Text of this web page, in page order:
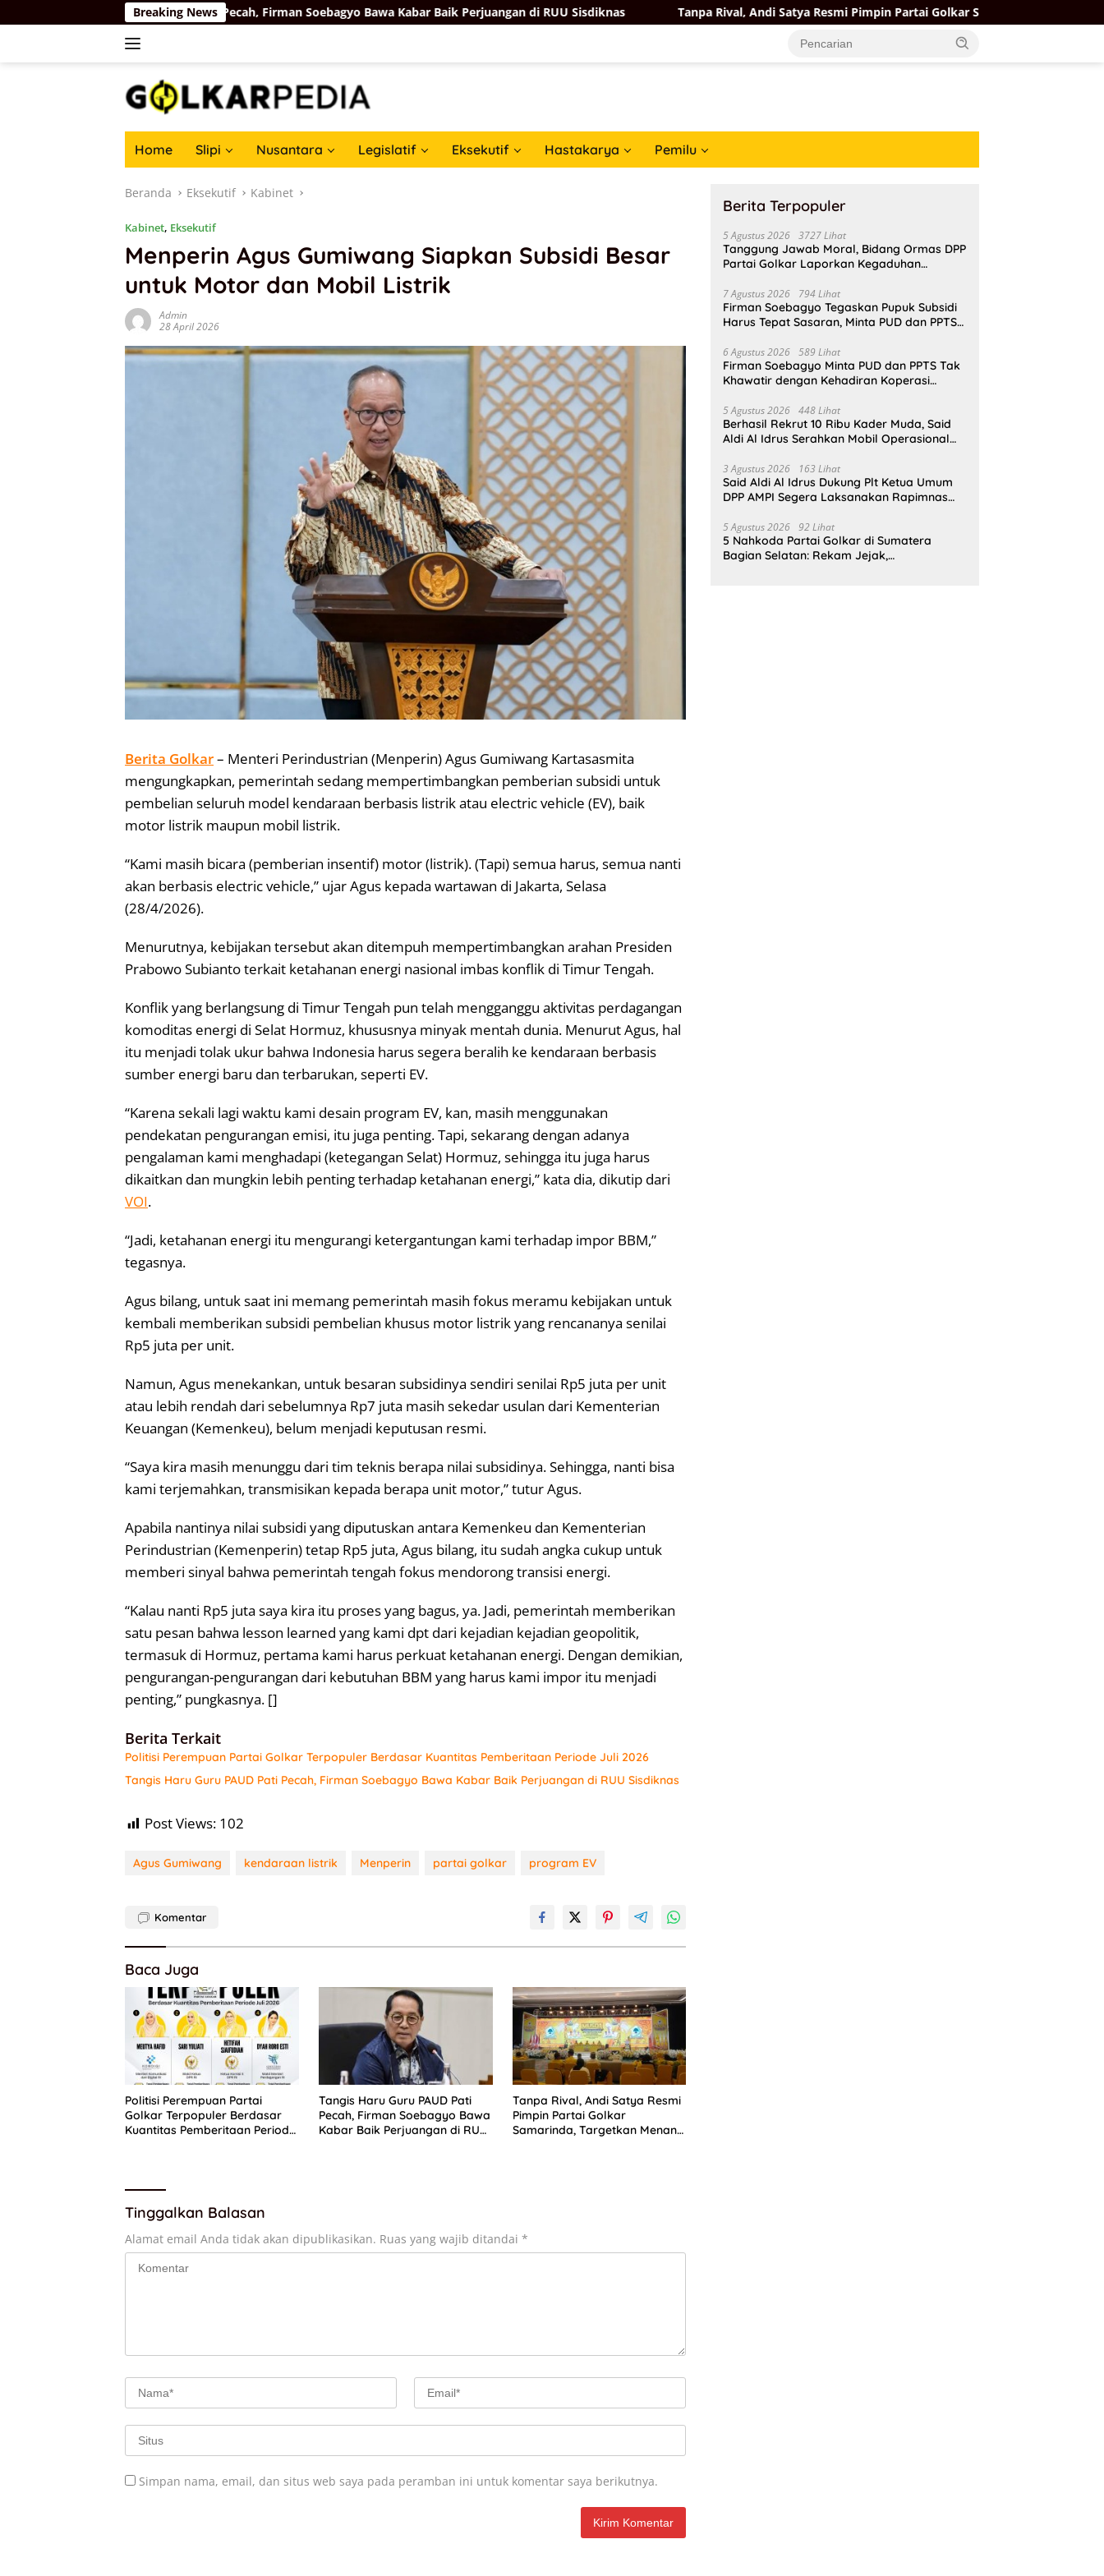
ke
Breaking News
Haru Guru PAUD Pati Pecah, Firman Soebagyo Bawa Kabar Baik Perjuangan di RUU Sisdiknas Tanpa Rival, Andi Satya Resmi Pimpin Partai Golkar Samarinda, Targetkan Menang Pemilu
Home Slipi Nusantara Legislatif Eksekutif Hastakarya Pemilu
Beranda Eksekutif Kabinet
Kabinet, Eksekutif
Menperin Agus Gumiwang Siapkan Subsidi Besar
untuk Motor dan Mobil Listrik
Admin
28 April 2026
Berita Golkar– Menteri Perindustrian (Menperin) Agus Gumiwang Kartasasmita
mengungkapkan, pemerintah sedang mempertimbangkan pemberian subsidi untuk
pembelian seluruh model kendaraan berbasis listrik atau electric vehicle (EV), baik
motor listrik maupun mobil listrik.
“Kami masih bicara (pemberian insentif) motor (listrik). (Tapi) semua harus, semua nanti
akan berbasis electric vehicle,” ujar Agus kepada wartawan di Jakarta, Selasa
(28/4/2026).
Menurutnya, kebijakan tersebut akan ditempuh mempertimbangkan arahan Presiden
Prabowo Subianto terkait ketahanan energi nasional imbas konflik di Timur Tengah.
Konflik yang berlangsung di Timur Tengah pun telah mengganggu aktivitas perdagangan
komoditas energi di Selat Hormuz, khususnya minyak mentah dunia. Menurut Agus, hal
itu menjadi tolak ukur bahwa Indonesia harus segera beralih ke kendaraan berbasis
sumber energi baru dan terbarukan, seperti EV.
“Karena sekali lagi waktu kami desain program EV, kan, masih menggunakan
pendekatan pengurangan emisi, itu juga penting. Tapi, sekarang dengan adanya
pengalaman kami menghadapi (ketegangan Selat) Hormuz, sehingga itu juga harus
dikaitkan dan mungkin lebih penting terhadap ketahanan energi,” kata dia, dikutip dari
VOI.
“Jadi, ketahanan energi itu mengurangi ketergantungan kami terhadap impor BBM,”
tegasnya.
Agus bilang, untuk saat ini memang pemerintah masih fokus meramu kebijakan untuk
kembali memberikan subsidi pembelian khusus motor listrik yang rencananya senilai
Rp5 juta per unit.
Namun, Agus menekankan, untuk besaran subsidinya sendiri senilai Rp5 juta per unit
atau lebih rendah dari sebelumnya Rp7 juta masih sekedar usulan dari Kementerian
Keuangan (Kemenkeu), belum menjadi keputusan resmi.
“Saya kira masih menunggu dari tim teknis berapa nilai subsidinya. Sehingga, nanti bisa
kami terjemahkan, transmisikan kepada berapa unit motor,” tutur Agus.
Apabila nantinya nilai subsidi yang diputuskan antara Kemenkeu dan Kementerian
Perindustrian (Kemenperin) tetap Rp5 juta, Agus bilang, itu sudah angka cukup untuk
memberi sinyal bahwa pemerintah tengah fokus mendorong transisi energi.
“Kalau nanti Rp5 juta saya kira itu proses yang bagus, ya. Jadi, pemerintah memberikan
satu pesan bahwa lesson learned yang kami dpt dari kejadian kejadian geopolitik,
termasuk di Hormuz, pertama kami harus perkuat ketahanan energi. Dengan demikian,
pengurangan-pengurangan dari kebutuhan BBM yang harus kami impor itu menjadi
penting,” pungkasnya. []
Berita Terkait
Politisi Perempuan Partai Golkar Terpopuler Berdasar Kuantitas Pemberitaan Periode Juli 2026
Tangis Haru Guru PAUD Pati Pecah, Firman Soebagyo Bawa Kabar Baik Perjuangan di RUU Sisdiknas
Post Views: 102
Agus Gumiwang kendaraan listrik Menperin partai golkar program EV
Komentar
Baca Juga
Politisi Perempuan Partai
Golkar Terpopuler Berdasar
Kuantitas Pemberitaan Periode
Tangis Haru Guru PAUD Pati
Pecah, Firman Soebagyo Bawa
Kabar Baik Perjuangan di RUU
Tanpa Rival, Andi Satya Resmi
Pimpin Partai Golkar
Samarinda, Targetkan Menang
Tinggalkan Balasan
Alamat email Anda tidak akan dipublikasikan. Ruas yang wajib ditandai *
Simpan nama, email, dan situs web saya pada peramban ini untuk komentar saya berikutnya.
Berita Terpopuler
5 Agustus 2026 3727 Lihat
Tanggung Jawab Moral, Bidang Ormas DPP
Partai Golkar Laporkan Kegaduhan
7 Agustus 2026 794 Lihat
Firman Soebagyo Tegaskan Pupuk Subsidi
Harus Tepat Sasaran, Minta PUD dan PPTS
6 Agustus 2026 589 Lihat
Firman Soebagyo Minta PUD dan PPTS Tak
Khawatir dengan Kehadiran Koperasi
5 Agustus 2026 448 Lihat
Berhasil Rekrut 10 Ribu Kader Muda, Said
Aldi Al Idrus Serahkan Mobil Operasional
3 Agustus 2026 163 Lihat
Said Aldi Al Idrus Dukung Plt Ketua Umum
DPP AMPI Segera Laksanakan Rapimnas
5 Agustus 2026 92 Lihat
5 Nahkoda Partai Golkar di Sumatera
Bagian Selatan: Rekam Jejak,